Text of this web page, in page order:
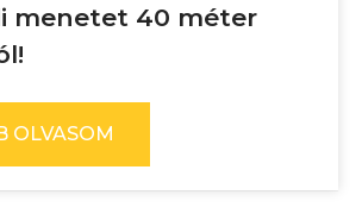
menetet 40 méter
OLVASOM